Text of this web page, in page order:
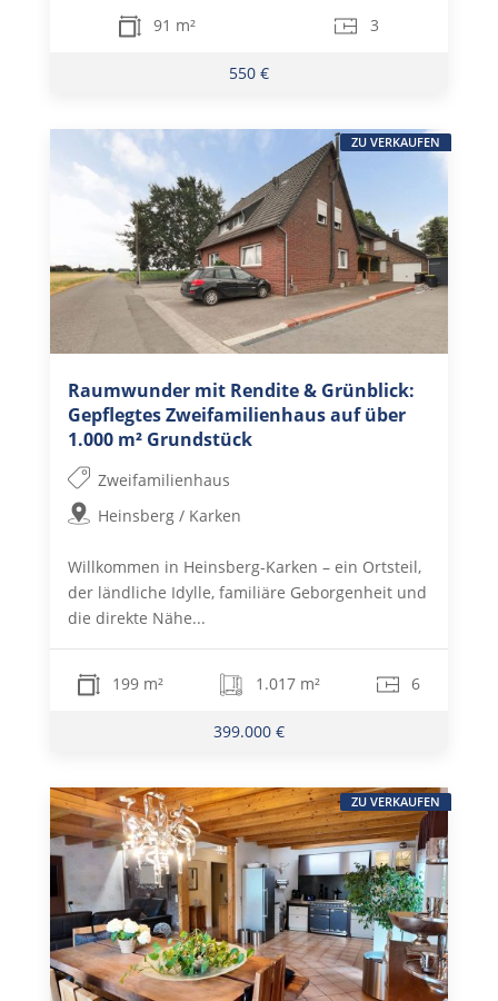
91 m² 3
550 €
Raumwunder mit Rendite & Grünblick:
Gepflegtes Zweifamilienhaus auf über
1.000 m² Grundstück
Zweifamilienhaus
Heinsberg / Karken
Willkommen in Heinsberg-Karken – ein Ortsteil,
der ländliche Idylle, familiäre Geborgenheit und
die direkte Nähe...
199 m² 1.017 m² 6
399.000 €
ZU VERKAUFEN
ZU VERKAUFEN